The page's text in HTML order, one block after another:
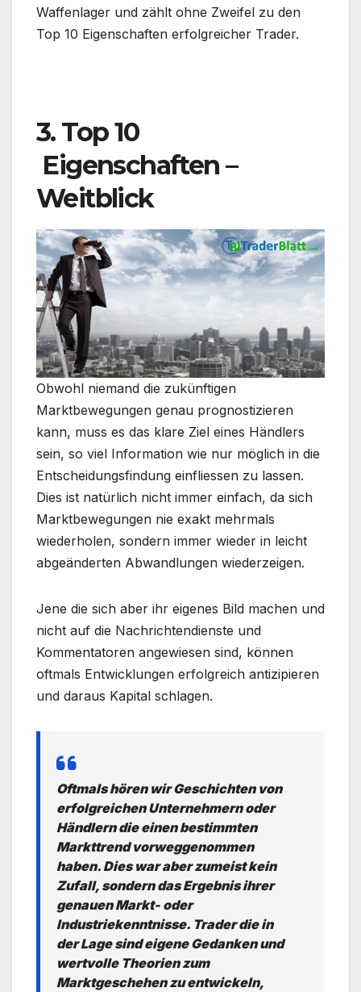
Waffenlager und zählt ohne Zweifel zu den
Top 10 Eigenschaften erfolgreicher Trader.
3. Top 10
Eigenschaften –
Weitblick
Obwohl niemand die zukünftigen
Marktbewegungen genau prognostizieren
kann, muss es das klare Ziel eines Händlers
sein, so viel Information wie nur möglich in die
Entscheidungsfindung einfliessen zu lassen.
Dies ist natürlich nicht immer einfach, da sich
Marktbewegungen nie exakt mehrmals
wiederholen, sondern immer wieder in leicht
abgeänderten Abwandlungen wiederzeigen.
Jene die sich aber ihr eigenes Bild machen und
nicht auf die Nachrichtendienste und
Kommentatoren angewiesen sind, können
oftmals Entwicklungen erfolgreich antizipieren
und daraus Kapital schlagen.
Oftmals hören wir Geschichten von
erfolgreichen Unternehmern oder
Händlern die einen bestimmten
Markttrend vorweggenommen
haben. Dies war aber zumeist kein
Zufall, sondern das Ergebnis ihrer
genauen Markt- oder
Industriekenntnisse. Trader die in
der Lage sind eigene Gedanken und
wertvolle Theorien zum
Marktgeschehen zu entwickeln,